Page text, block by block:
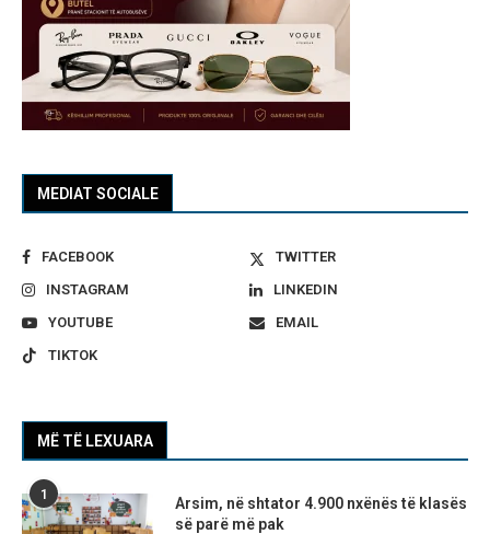
MEDIAT SOCIALE
FACEBOOK
TWITTER
INSTAGRAM
LINKEDIN
YOUTUBE
EMAIL
TIKTOK
MË TË LEXUARA
1
Arsim, në shtator 4.900 nxënës të klasës
së parë më pak